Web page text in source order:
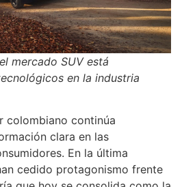
mercado SUV está
en la industria
colombiano continúa
clara en las
En la última
cedido protagonismo frente